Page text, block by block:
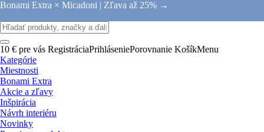
Bonami Extra × Micadoni | Zľava až 25% →
10 € pre vás RegistráciaPrihláseniePorovnanie KošíkMenu
Kategórie
Miestnosti
Bonami Extra
Akcie a zľavy
Inšpirácia
Návrh interiéru
Novinky